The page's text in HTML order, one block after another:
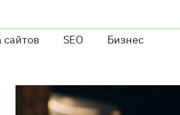
сайтов SEO Бизнес